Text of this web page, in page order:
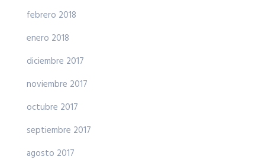
febrero 2018
enero 2018
diciembre 2017
noviembre 2017
octubre 2017
septiembre 2017
agosto 2017